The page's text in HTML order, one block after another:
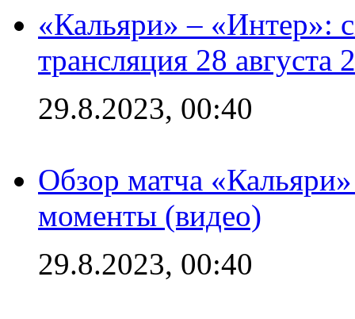
«Кальяри» – «Интер»:
трансляция 28 августа
29.8.2023, 00:40
Обзор матча
моменты (видео)
29.8.2023, 00:40